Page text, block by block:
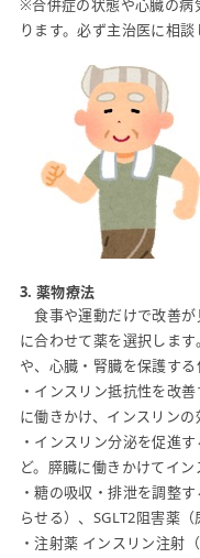
※合併症の状態や心臓の病
ります。必ず主治医に相談
3. 薬物療法
食事や運動だけで改善が
に合わせて薬を選択しま
や、心臓・腎臓を保護する
・インスリン抵抗性を改
に働きかけ、インスリンの
・インスリン分泌を促進
ど。膵臓に働きかけてイン
・糖の吸収・排泄を調整
らせる）、SGLT2阻害薬（
・注射薬 インスリン注射